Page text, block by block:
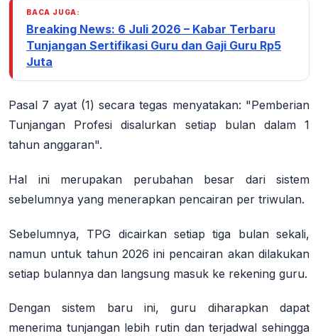
BACA JUGA:
Breaking News: 6 Juli 2026 – Kabar Terbaru
Tunjangan Sertifikasi Guru dan Gaji Guru Rp5
Juta
Pasal 7 ayat (1) secara tegas menyatakan: "Pemberian
Tunjangan Profesi disalurkan setiap bulan dalam 1
tahun anggaran".
Hal ini merupakan perubahan besar dari sistem
sebelumnya yang menerapkan pencairan per triwulan.
Sebelumnya, TPG dicairkan setiap tiga bulan sekali,
namun untuk tahun 2026 ini pencairan akan dilakukan
setiap bulannya dan langsung masuk ke rekening guru.
Dengan sistem baru ini, guru diharapkan dapat
menerima tunjangan lebih rutin dan terjadwal sehingga